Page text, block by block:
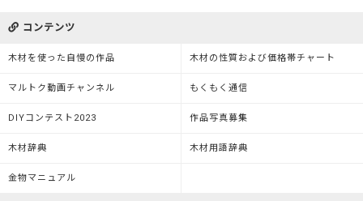
コンテンツ
木材を使った自慢の作品 木材の性質および価格帯チャート
マルトク動画チャンネル もくもく通信
DIYコンテスト2023 作品写真募集
木材辞典 木材用語辞典
金物マニュアル